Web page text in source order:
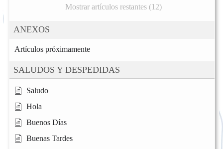
Mostrar artículos restantes (12)
ANEXOS
Artículos próximamente
SALUDOS Y DESPEDIDAS
Saludo
Hola
Buenos Días
Buenas Tardes